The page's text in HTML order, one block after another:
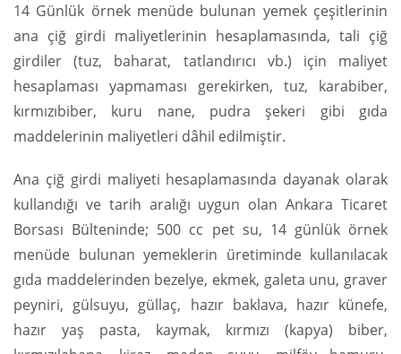
14 Günlük örnek menüde bulunan yemek çeşitlerinin
ana çiğ girdi maliyetlerinin hesaplamasında, tali çiğ
girdiler (tuz, baharat, tatlandırıcı vb.) için maliyet
hesaplaması yapmaması gerekirken, tuz, karabiber,
kırmızıbiber, kuru nane, pudra şekeri gibi gıda
maddelerinin maliyetleri dâhil edilmiştir.
Ana çiğ girdi maliyeti hesaplamasında dayanak olarak
kullandığı ve tarih aralığı uygun olan Ankara Ticaret
Borsası Bülteninde; 500 cc pet su, 14 günlük örnek
menüde bulunan yemeklerin üretiminde kullanılacak
gıda maddelerinden bezelye, ekmek, galeta unu, graver
peyniri, gülsuyu, güllaç, hazır baklava, hazır künefe,
hazır yaş pasta, kaymak, kırmızı (kapya) biber,